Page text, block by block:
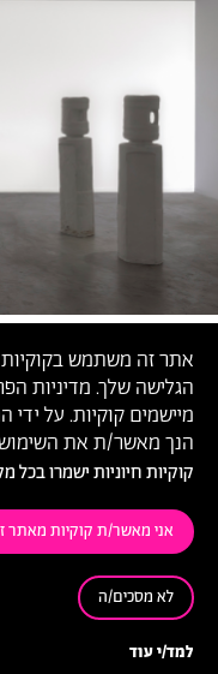
אתר זה משתמש
הגלישה שלך. מדיניות
מיישמים קוקיות. על
הנך מאשר/ת את השימוש
קוקיות חיוניות ישמרו בכל
אני מאשר/ת קוקיות מאתר
לא מסכים/ה
למד/י עוד
׳סדר יום׳, מראה תערוכה, 2024,
דניאל חנוך)